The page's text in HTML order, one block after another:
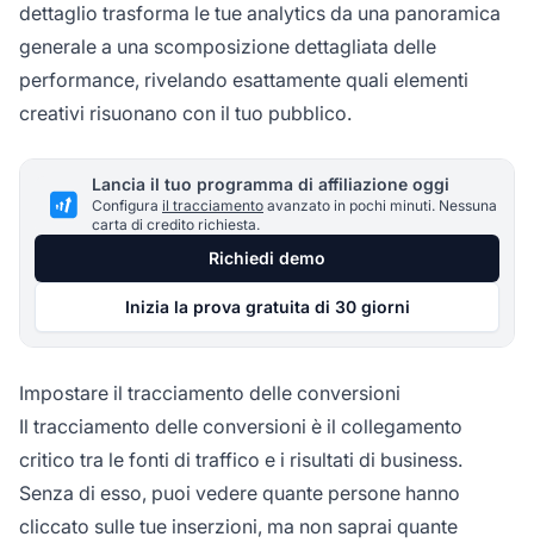
dettaglio trasforma le tue analytics da una panoramica
generale a una scomposizione dettagliata delle
performance, rivelando esattamente quali elementi
creativi risuonano con il tuo pubblico.
Lancia il tuo programma di affiliazione oggi
Configura il tracciamento avanzato in pochi minuti. Nessuna
carta di credito richiesta.
Richiedi demo
Inizia la prova gratuita di 30 giorni
Impostare il tracciamento delle conversioni
Il tracciamento delle conversioni è il collegamento
critico tra le fonti di traffico e i risultati di business.
Senza di esso, puoi vedere quante persone hanno
cliccato sulle tue inserzioni, ma non saprai quante